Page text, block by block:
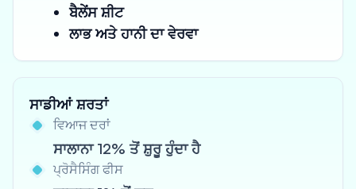
ਬੈਲੇਂਸ ਸ਼ੀਟ
ਲਾਭ ਅਤੇ ਹਾਨੀ ਦਾ ਵੇਰਵਾ
ਸਾਡੀਆਂ ਸ਼ਰਤਾਂ
ਵਿਆਜ ਦਰਾਂ
ਸਾਲਾਨਾ 12% ਤੋਂ ਸ਼ੁਰੂ ਹੁੰਦਾ ਹੈ
ਪ੍ਰੋਸੈਸਿੰਗ ਫੀਸ